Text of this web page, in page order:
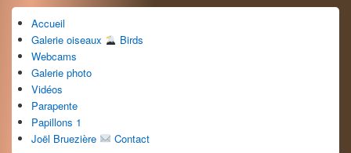
Accueil
Galerie oiseaux
Birds
Webcams
Galerie photo
Vidéos
Parapente
Papillons 1
Joël Bruezière
Contact